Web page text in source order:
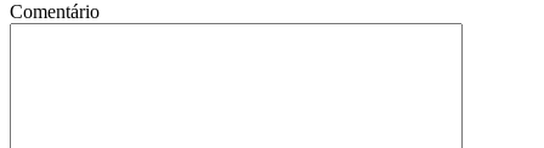
Comentário